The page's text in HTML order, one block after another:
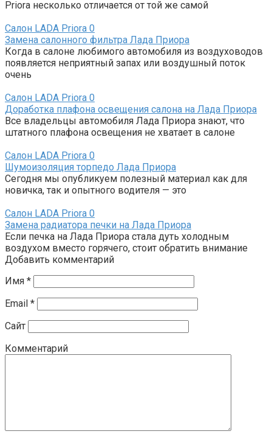
Priora несколько отличается от той же самой
Салон LADA Priora 0
Замена салонного фильтра Лада Приора
Когда в салоне любимого автомобиля из воздуховодов
появляется неприятный запах или воздушный поток
очень
Салон LADA Priora 0
Доработка плафона освещения салона на Лада Приора
Все владельцы автомобиля Лада Приора знают, что
штатного плафона освещения не хватает в салоне
Салон LADA Priora 0
Шумоизоляция торпедо Лада Приора
Сегодня мы опубликуем полезный материал как для
новичка, так и опытного водителя — это
Салон LADA Priora 0
Замена радиатора печки на Лада Приора
Если печка на Лада Приора стала дуть холодным
воздухом вместо горячего, стоит обратить внимание
Добавить комментарий
Имя *
Email *
Сайт
Комментарий